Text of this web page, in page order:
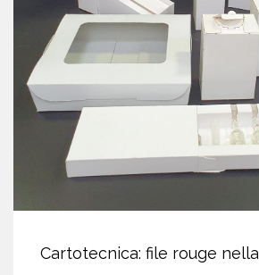
Cartotecnica: file rouge nella